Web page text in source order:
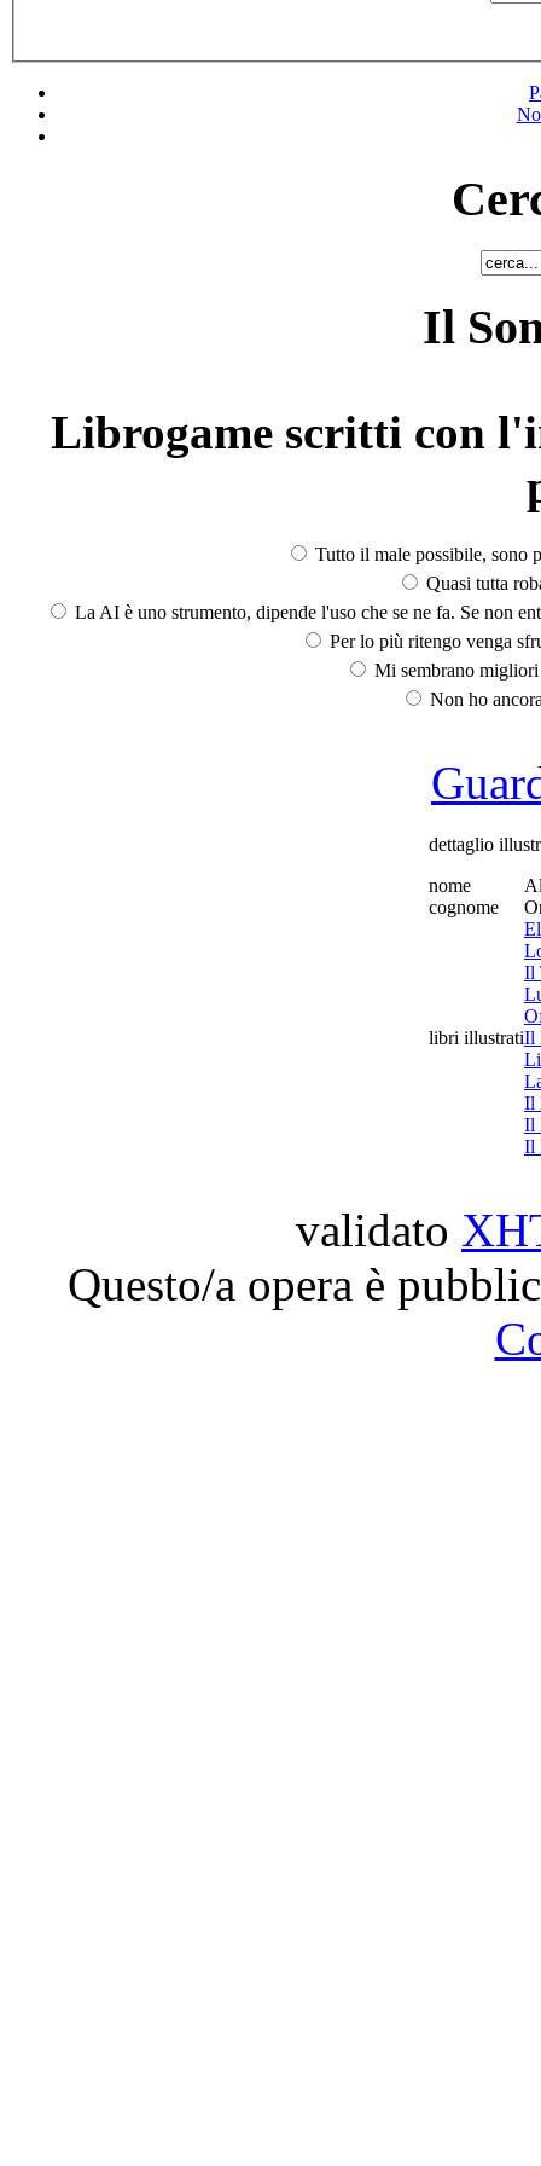
Il
Librogame scritti con
Tutto il male possibile, sono
Quasi tutta
La AI è uno strumento, dipende l'uso che se ne fa. Se non
Per lo più ritengo venga
Mi sembrano
Non ho
dettaglio
nome
cognome
libri illustrati
Il
Il
Il
Il
Il
validato
Questo/a opera è